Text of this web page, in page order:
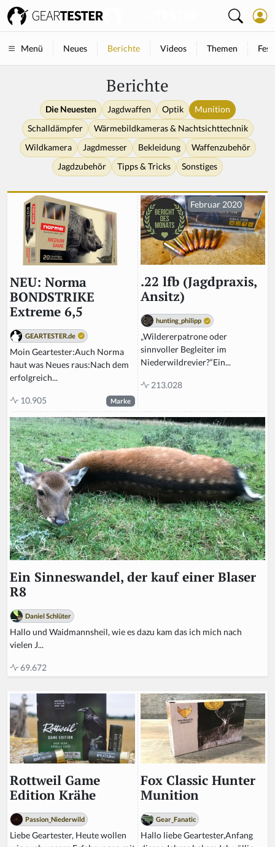
Menü Neues Berichte Videos Themen
Berichte
Die Neuesten Jagdwaffen Optik
Munition
Schalldämpfer
Wärmebildkameras & Nachtsichttechnik
Wildkamera
Jagdmesser Bekleidung
Waffenzubehör
Jagdzubehör
Tipps & Tricks Sonstiges
NEU: Norma
BONDSTRIKE
Extreme 6,5
GEARTESTER.de
Moin Geartester:Auch Norma
haut was Neues raus:Nach dem
erfolgreich...
10.905 Marke
Februar 2020
.22 lfb (Jagdpraxis,
Ansitz)
hunting_philipp
„Wildererpatrone oder
sinnvoller Begleiter im
Niederwildrevier?“Ein...
213.028
Ein Sinneswandel, der kauf einer Blaser
R8
Daniel Schlüter
Hallo und Waidmannsheil, wie es dazu kam das ich mich nach
vielen J...
69.672
Rottweil Game
Edition Krähe
Passion_Niederwild
Liebe Geartester, Heute wollen
Fox Classic Hunter
Munition
Gear_Fanatic
Hallo liebe Geartester,Anfang